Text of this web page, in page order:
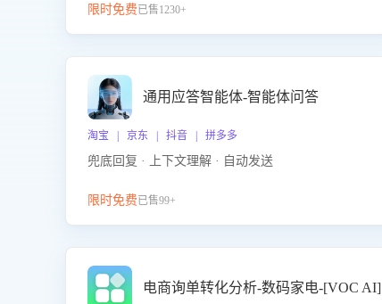
限时免费已售1230+
通用应答智能体-智能体问答
淘宝 | 京东 | 抖音 | 拼多多
兜底回复 · 上下文理解 · 自动发送
限时免费已售99+
电商询单转化分析-数码家电-[VOC AI]